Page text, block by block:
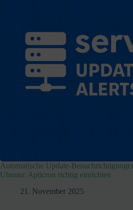
Automatische Update-
Ubuntu: Apticron richtig einrichten
21. November 2025